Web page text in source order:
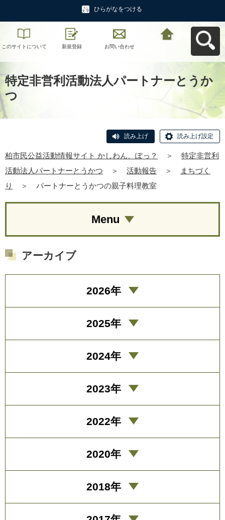
ひらがなをつける
このサイトについて 新規登録 お問い合わせ
特定非営利活動法人パートナーとうか
つ
読み上げ 読み上げ設定
柏市民公益活動情報サイト かしわん、ぽっ？ ＞
特定非営利
活動法人パートナーとうかつ
＞ 活動報告 ＞
まちづく
り
＞ パートナーとうかつの親子料理教室
Menu
アーカイブ
2026年
2025年
2024年
2023年
2022年
2020年
2018年